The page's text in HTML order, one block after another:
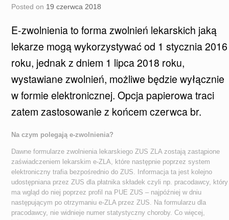
Posted on 19 czerwca 2018
E-zwolnienia to forma zwolnień lekarskich jaką
lekarze mogą wykorzystywać od 1 stycznia 2016
roku, jednak z dniem 1 lipca 2018 roku,
wystawiane zwolnień, możliwe będzie wyłącznie
w formie elektronicznej. Opcja papierowa traci
zatem zastosowanie z końcem czerwca br.
Na czym polegają e-zwolnienia?
Dawne formularze zwolnienia lekarskiego ZUS ZLA zostają zastąpione
zaświadczeniem lekarskim e-ZLA, które następnie poprzez system
elektroniczny trafia bezpośrednio do ZUS. Informacja ta jest kolejno
udostępniana przez ZUS dla płatnika składek czyli np. pracodawcy, który
ma wgląd do niej poprzez profil na PUE ZUS – najpóźniej w dniu
następującym po otrzymaniu e-ZLA przez ZUS. Na formularzu dla
pracodawcy, nie widnieje numer statystyczny choroby. Co więcej,